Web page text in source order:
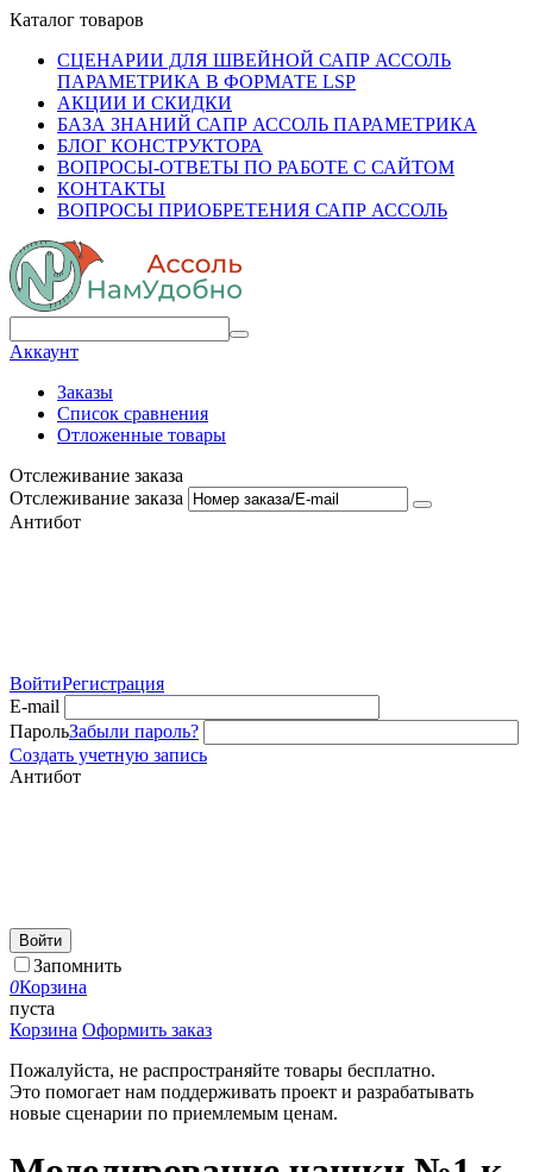
Каталог товаров
СЦЕНАРИИ ДЛЯ ШВЕЙНОЙ САПР АССОЛЬ
ПАРАМЕТРИКА В ФОРМАТЕ LSP
АКЦИИ И СКИДКИ
БАЗА ЗНАНИЙ САПР АССОЛЬ ПАРАМЕТРИКА
БЛОГ КОНСТРУКТОРА
ВОПРОСЫ-ОТВЕТЫ ПО РАБОТЕ С САЙТОМ
КОНТАКТЫ
ВОПРОСЫ ПРИОБРЕТЕНИЯ САПР АССОЛЬ
Аккаунт
Заказы
Список сравнения
Отложенные товары
Отслеживание заказа
Отслеживание заказа
Антибот
ВойтиРегистрация
E-mail
ПарольЗабыли пароль?
Создать учетную запись
Антибот
Войти
Запомнить
0Корзина
пуста
Корзина Оформить заказ
Пожалуйста, не распространяйте товары бесплатно.
Это помогает нам поддерживать проект и разрабатывать
новые сценарии по приемлемым ценам.